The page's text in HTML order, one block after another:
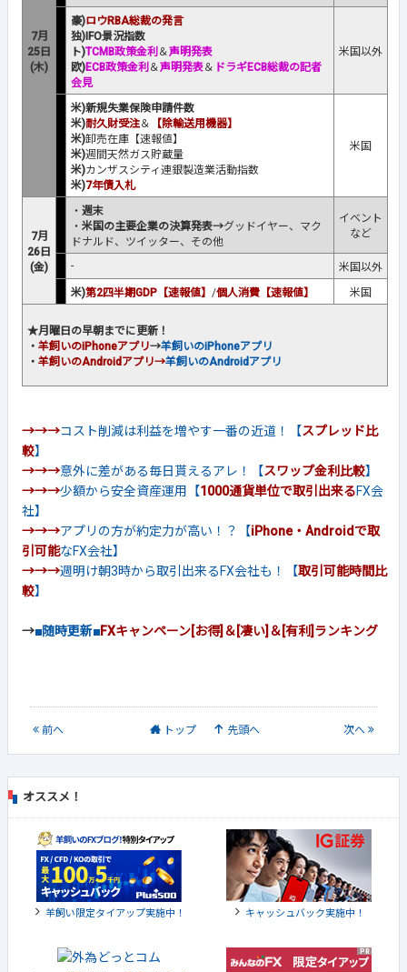
7月
25日
(木)
豪)ロウRBA総裁の発言
独)IFO景況指数
ト)TCMB政策金利 ＆声明発表
欧)ECB政策金利 ＆声明発表＆ ドラギECB総裁の記者
会見
米国以外
米)新規失業保険申請件数
米)耐久財受注＆
【除輸送用機器】
米)卸売在庫【速報値】
米)週間天然ガス貯蔵量
米)カンザスシティ連銀製造業活動指数
米)7年債入札
米国
7月
26日
(金)
・ 週末
・ 米国の主要企業の決算発表→グッドイヤー、マク
ドナルド、ツイッター、その他
イベント
など
-
米国以外
米)第2四半期GDP【速報値】 /個人消費【速報値】 米国
★月曜日の早朝までに更新！
・ 羊飼いのiPhoneアプリ→羊飼いのiPhoneアプリ
・ 羊飼いのAndroidアプリ→羊飼いのAndroidアプリ
→→→コスト削減は利益を増やす一番の近道！【スプレッド比
較】
→→→意外に差がある毎日貰えるアレ！【スワップ金利比較】
→→→少額から安全資産運用【1000通貨単位で取引出来るFX会
社】
→→→アプリの方が約定力が高い！？【iPhone・Androidで取
引可能なFX会社】
→→→週明け朝3時から取引出来るFX会社も！【取引可能時間比
較】
→■随時更新■FXキャンペーン[お得]＆[凄い]＆[有利]ランキング
前へ トップ 先頭へ 次へ
オススメ！
羊飼い限定タイアップ実施中！ キャッシュバック実施中！